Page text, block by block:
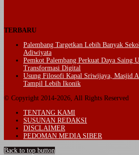
TERBARU
Palembang Targetkan Lebih Banyak
Adiwiyata
Pemkot Palembang Perkuat Daya Saing
Transformasi Digital
Usung Filosofi Kapal Sriwijaya, Masjid
Tampil Lebih Ikonik
© Copyright 2014-2026, All Rights Reserved
TENTANG KAMI
SUSUNAN REDAKSI
DISCLAIMER
PEDOMAN MEDIA SIBER
Back to top button